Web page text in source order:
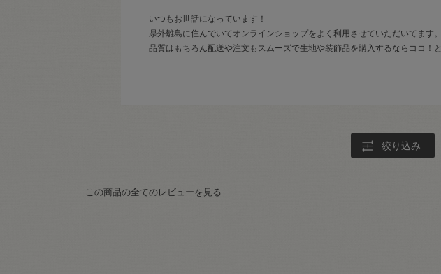
いつもお世話になっています！
県外離島に住んでいてオンラインショップをよく利用させていただいてます。
品質はもちろん配送や注文もスムーズで生地や装飾品を購入するならココ！
絞り込み
この商品の全てのレビューを見る